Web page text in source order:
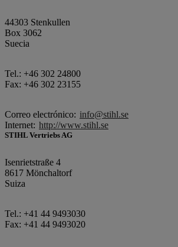
44303 Stenkullen
Box 3062
Suecia
Tel.: +46 302 24800
Fax: +46 302 23155
Correo electrónico: info@stihl.se
Internet: http://www.stihl.se
STIHL Vertriebs AG
Isenrietstraße 4
8617 Mönchaltorf
Suiza
Tel.: +41 44 9493030
Fax: +41 44 9493020